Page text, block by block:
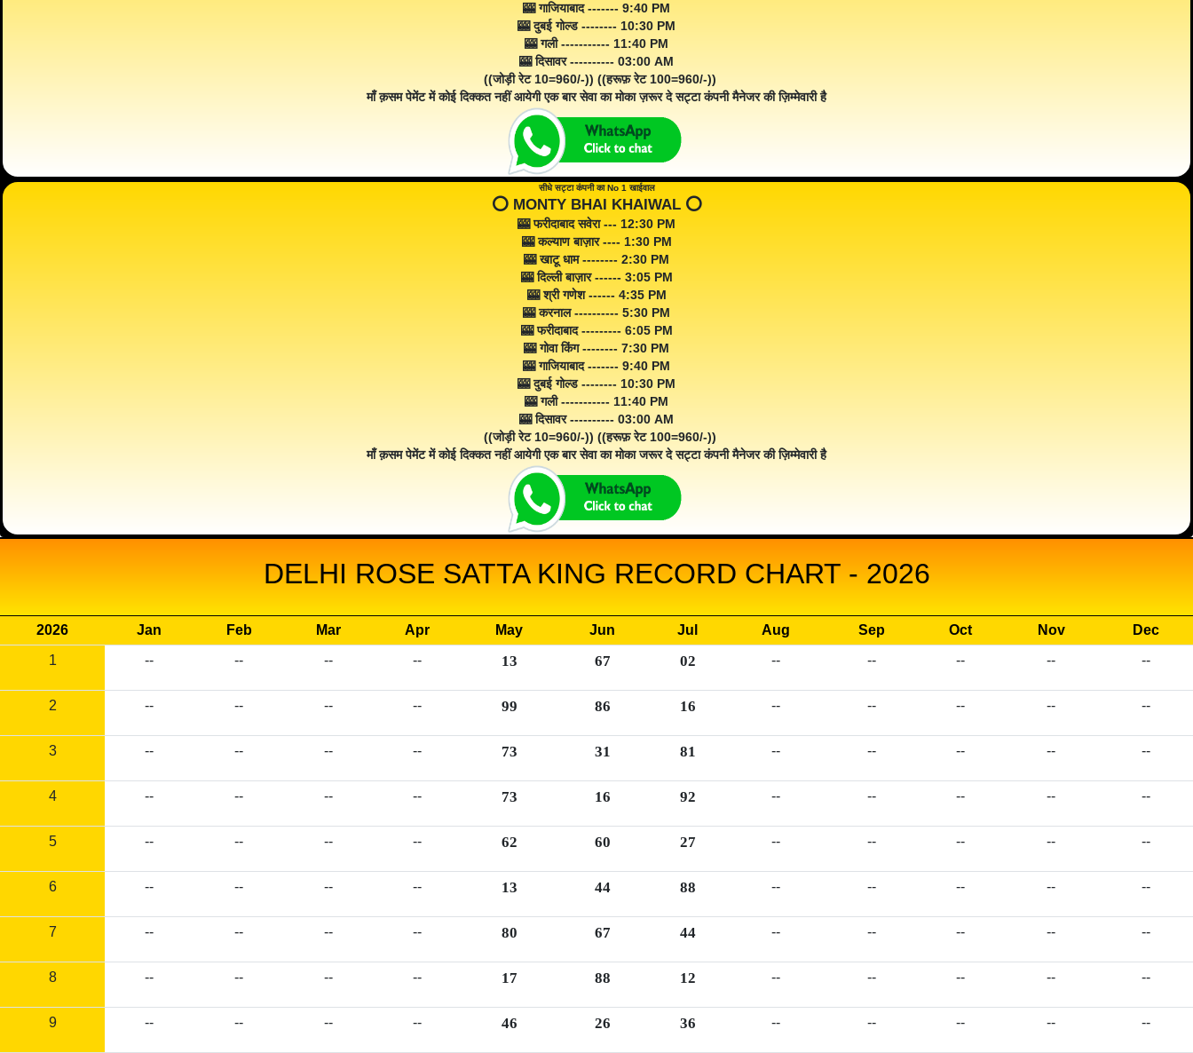
🎰 गाजियाबाद ------- 9:40 PM
🎰 दुबई गोल्ड -------- 10:30 PM
🎰 गली ----------- 11:40 PM
🎰 दिसावर ---------- 03:00 AM
((जोड़ी रेट 10=960/-)) ((हरूफ़ रेट 100=960/-))
माँ क़सम पेमेंट में कोई दिक्कत नहीं आयेगी एक बार सेवा का मोका ज़रूर दे सट्टा कंपनी मैनेजर की ज़िम्मेवारी है
सीधे सट्टा कंपनी का No 1 खाईवाल
⭕️ MONTY BHAI KHAIWAL ⭕️
🎰 फरीदाबाद सवेरा --- 12:30 PM
🎰 कल्याण बाज़ार ---- 1:30 PM
🎰 खाटू धाम -------- 2:30 PM
🎰 दिल्ली बाज़ार ------ 3:05 PM
🎰 श्री गणेश ------ 4:35 PM
🎰 करनाल ---------- 5:30 PM
🎰 फरीदाबाद --------- 6:05 PM
🎰 गोवा किंग -------- 7:30 PM
🎰 गाजियाबाद ------- 9:40 PM
🎰 दुबई गोल्ड -------- 10:30 PM
🎰 गली ----------- 11:40 PM
🎰 दिसावर ---------- 03:00 AM
((जोड़ी रेट 10=960/-)) ((हरूफ़ रेट 100=960/-))
माँ क़सम पेमेंट में कोई दिक्कत नहीं आयेगी एक बार सेवा का मोका जरूर दे सट्टा कंपनी मैनेजर की ज़िम्मेवारी है
DELHI ROSE SATTA KING RECORD CHART - 2026
2026 Jan Feb Mar Apr May Jun Jul Aug Sep Oct Nov
Dec
1
-- -- -- -- 13 67 02 -- -- -- -- --
2 -- -- -- -- 99 86 16 -- -- -- -- --
3 -- -- -- -- 73 31 81 -- -- -- -- --
4 -- -- -- -- 73 16 92 -- -- -- -- --
5 -- -- -- -- 62 60 27 -- -- -- -- --
6 -- -- -- -- 13 44 88 -- -- -- -- --
7 -- -- -- -- 80 67 44 -- -- -- -- --
8 -- -- -- -- 17 88 12 -- -- -- -- --
9 -- -- -- -- 46 26 36 -- -- -- -- --